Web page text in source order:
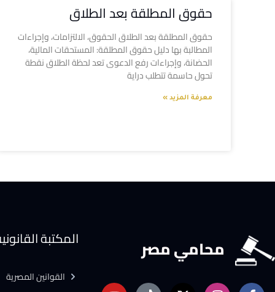
حقوق المطلقة بعد الطلاق
حقوق المطلقة بعد الطلاق الحقوق، الالتزامات، وإجراءات
المطالبة بها دليل حقوق المطلقة: المستحقات المالية،
الحضانة، وإجراءات رفع الدعوى تعد لحظة الطلاق نقطة
تحول حاسمة تتطلب دراية
معرفة المزيد »
محامي مصر المكتبة
القوانين المصرية